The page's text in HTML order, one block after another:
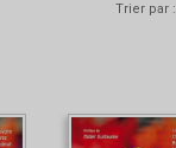
Trier par :